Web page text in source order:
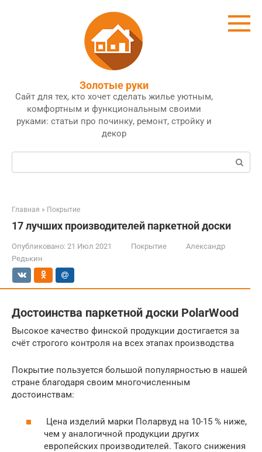
Золотые руки
Сайт для тех, кто хочет сделать жилье уютным,
комфортным и функциональным своими
руками: статьи про починку, ремонт, стройку и
декор
Поиск:
Главная » Покрытие
17 лучших производителей паркетной доски
Опубликовано: 21 Июл 2021 Покрытие
Александр
Редькин
Достоинства паркетной доски PolarWood
Высокое качество финской продукции достигается за
счёт строгого контроля на всех этапах производства
Покрытие пользуется большой популярностью в нашей
стране благодаря своим многочисленным
достоинствам:
Цена изделий марки Поларвуд на 10-15 % ниже,
чем у аналогичной продукции других
европейских производителей. Такого снижения